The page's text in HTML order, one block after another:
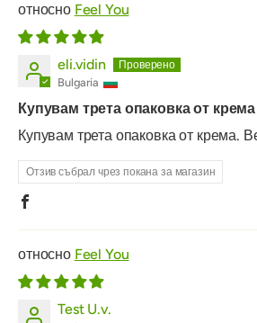
Feel You
eli.vidin
Bulgaria
Купувам трета опаковка от крема
Купувам трета опаковка от крема.
Отзив събрал чрез покана за магазин
Feel You
Test U.v.